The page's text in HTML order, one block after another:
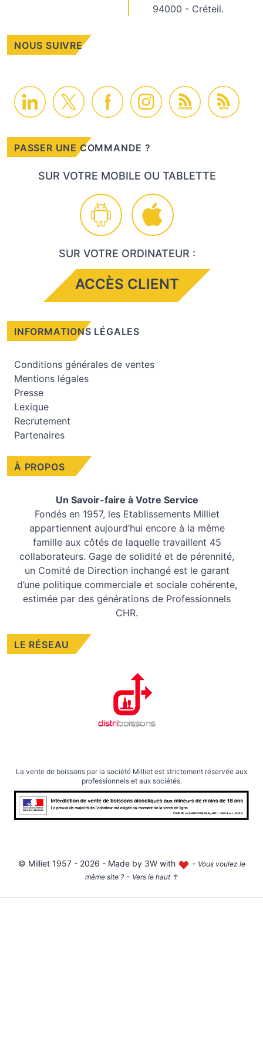
À PROPOS
Un Savoir-faire à Votre Service
Fondés en 1957, les Etablissements Milliet
appartiennent aujourd’hui encore à la même
famille aux côtés de laquelle travaillent 45
collaborateurs. Gage de solidité et de pérennité,
un Comité de Direction inchangé est le garant
d’une politique commerciale et sociale cohérente,
estimée par des générations de Professionnels
CHR.
LE RÉSEAU
94000 - Créteil.
NOUS SUIVRE
PROMO ACTU
PASSER UNE COMMANDE ?
SUR VOTRE MOBILE OU TABLETTE
SUR VOTRE ORDINATEUR :
ACCÈS CLIENT
INFORMATIONS LÉGALES
Conditions générales de ventes
Mentions légales
Presse
Lexique
Recrutement
Partenaires
La vente de boissons par la société Milliet est strictement réservée aux
professionnels et aux sociétés.
© Milliet1957 - 2026 - Made by 3W with - Vous voulez le
même site ?- Vers le haut ↑